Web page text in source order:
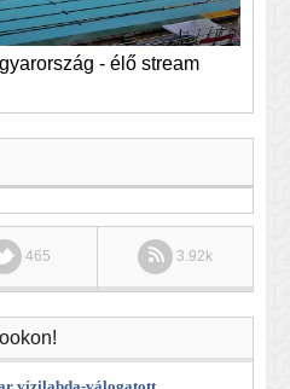
- élő stream
465 3.92k